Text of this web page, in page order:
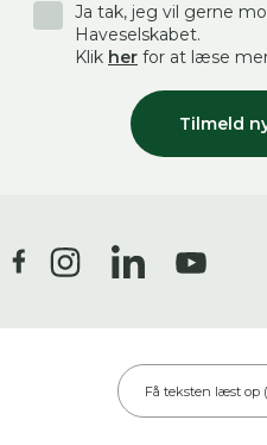
Tilmeld
Ja tak, jeg vil gerne
Haveselskabet.
Klik her for at læse
Få teksten læst op